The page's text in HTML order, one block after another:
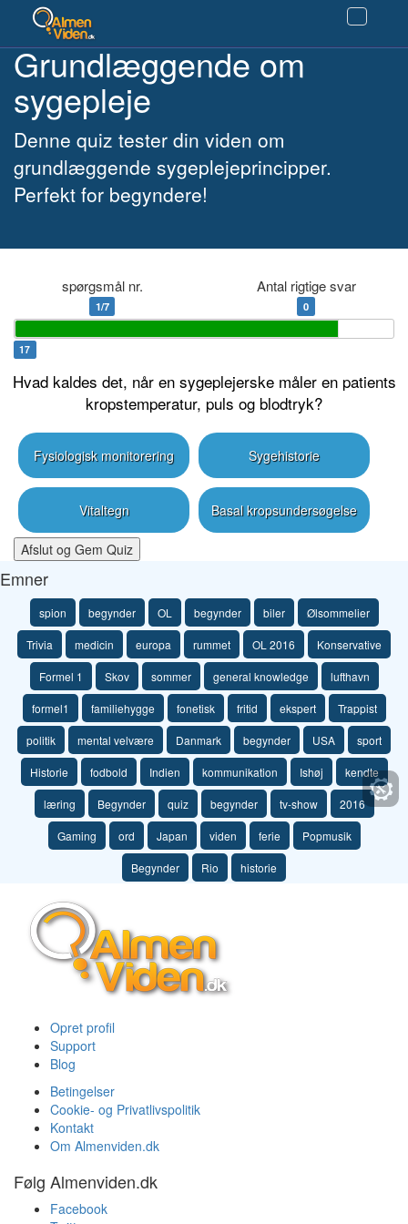
Grundlæggende om
sygepleje
Denne quiz tester din viden om
grundlæggende sygeplejeprincipper.
Perfekt for begyndere!
spørgsmål nr.
1/7
Antal rigtige svar
0
17
Hvad kaldes det, når en sygeplejerske måler en patients
kropstemperatur, puls og blodtryk?
Fysiologisk monitorering Sygehistorie
Vitaltegn Basal kropsundersøgelse
Afslut og Gem Quiz
Emner
spion begynder OL begynder biler Ølsommelier
Trivia medicin europa rummet OL 2016 Konservative
Formel 1 Skov sommer general knowledge lufthavn
formel1 familiehygge fonetisk fritid ekspert Trappist
politik mental velvære Danmark begynder USA sport
Historie fodbold Indien kommunikation Ishøj kendte
læring Begynder quiz begynder tv-show 2016
Gaming ord Japan viden ferie Popmusik
Begynder Rio historie
Opret profil
Support
Blog
Betingelser
Cookie- og Privatlivspolitik
Kontakt
Om Almenviden.dk
Følg Almenviden.dk
Facebook